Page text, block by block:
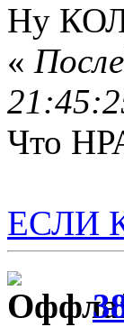
Ну
«
Что
ЕСЛИ